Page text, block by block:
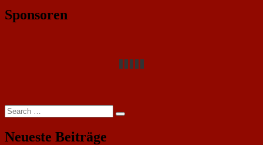
Sponsoren
Search
for:
Search
Neueste Beiträge